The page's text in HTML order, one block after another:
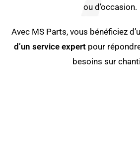
ou d’occasion.
Avec MS Parts, vous bénéficiez
d’un service expert pour
besoins sur